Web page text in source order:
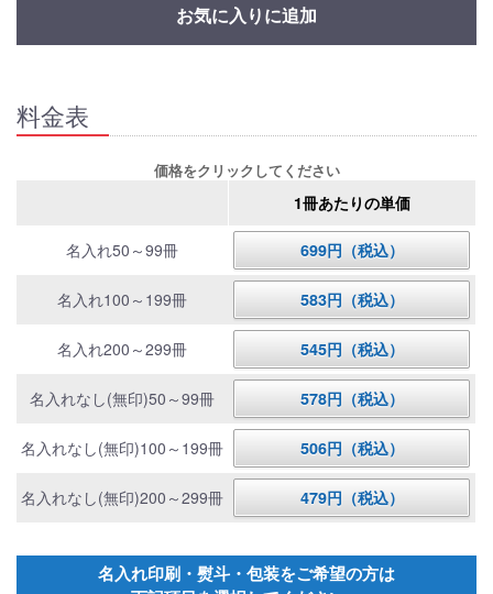
お気に入りに追加
料金表
価格をクリックしてください
1冊あたりの単価
名入れ50～99冊 699円（税込）
名入れ100～199冊 583円（税込）
名入れ200～299冊 545円（税込）
名入れなし(無印)50～99冊 578円（税込）
名入れなし(無印)100～199冊 506円（税込）
名入れなし(無印)200～299冊 479円（税込）
名入れ印刷・熨斗・包装をご希望の方は